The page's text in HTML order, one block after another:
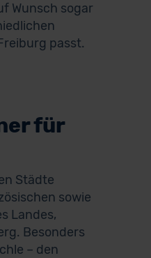
Wunsch sogar
passt.
für
Städte
sowie
Landes,
Besonders
– den